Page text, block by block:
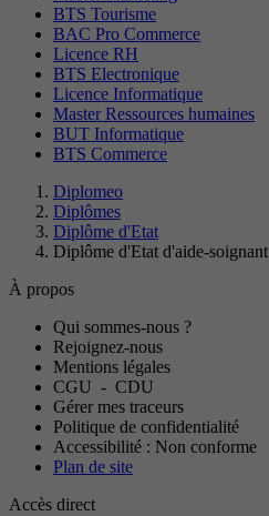
BTS Tourisme
BAC Pro Commerce
Licence RH
BTS Electronique
Licence Informatique
Master Ressources humaines
BUT Informatique
BTS Commerce
Diplomeo
Diplômes
Diplôme d'Etat
Diplôme d'Etat d'aide-soignant
À propos
Qui sommes-nous ?
Rejoignez-nous
Mentions légales
CGU - CDU
Gérer mes traceurs
Politique de confidentialité
Accessibilité : Non conforme
Plan de site
Accès direct